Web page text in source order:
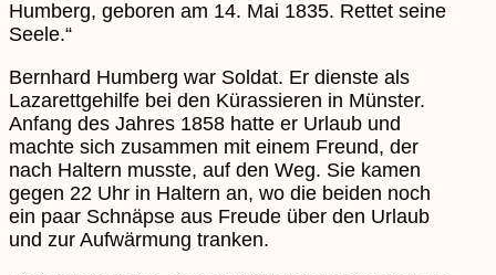
Humberg, geboren am 14. Mai 1835. Rettet seine
Seele.“
Bernhard Humberg war Soldat. Er dienste als
Lazarettgehilfe bei den Kürassieren in Münster.
Anfang des Jahres 1858 hatte er Urlaub und
machte sich zusammen mit einem Freund, der
nach Haltern musste, auf den Weg. Sie kamen
gegen 22 Uhr in Haltern an, wo die beiden noch
ein paar Schnäpse aus Freude über den Urlaub
und zur Aufwärmung tranken.